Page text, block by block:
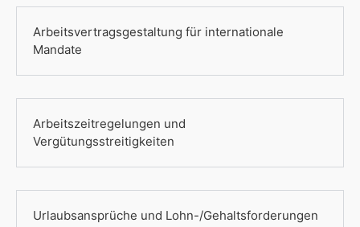
Arbeitsvertragsgestaltung für internationale
Mandate
Arbeitszeitregelungen und
Vergütungsstreitigkeiten
Urlaubsansprüche und Lohn-/Gehaltsforderungen